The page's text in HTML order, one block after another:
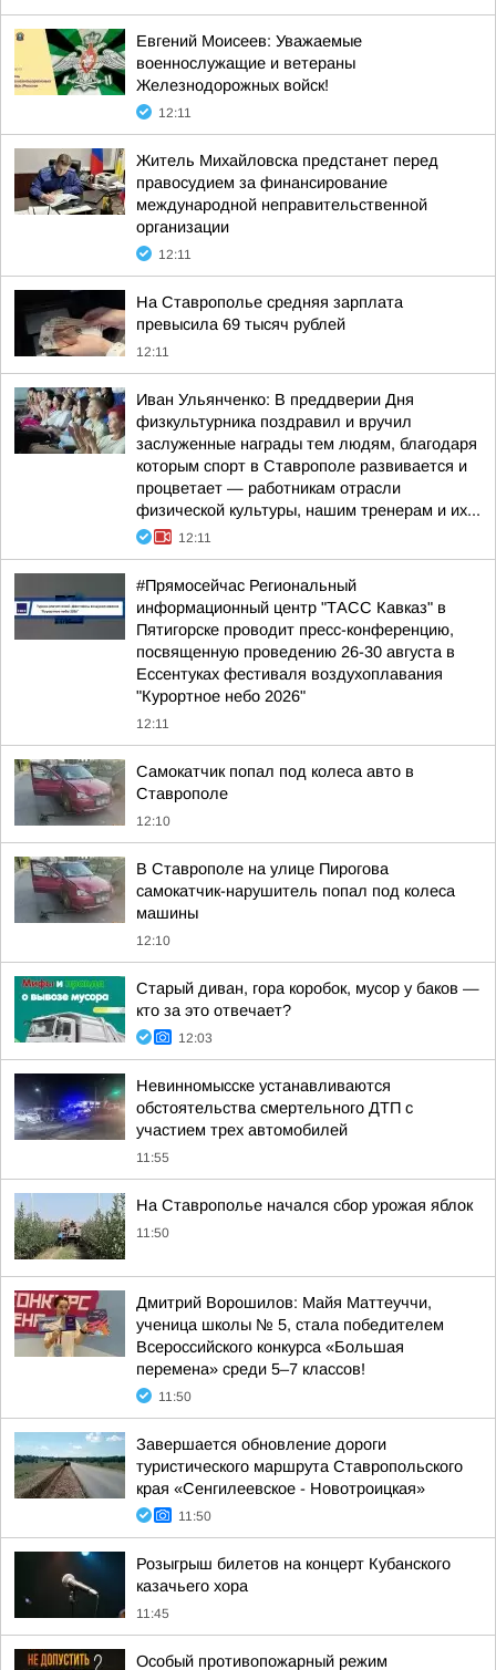
Евгений Моисеев: Уважаемые
военнослужащие и ветераны
Железнодорожных войск!
12:11
Житель Михайловска предстанет перед
правосудием за финансирование
международной неправительственной
организации
12:11
На Ставрополье средняя зарплата
превысила 69 тысяч рублей
12:11
Иван Ульянченко: В преддверии Дня
физкультурника поздравил и вручил
заслуженные награды тем людям, благодаря
которым спорт в Ставрополе развивается и
процветает — работникам отрасли
физической культуры, нашим тренерам и их...
12:11
#Прямосейчас Региональный
информационный центр "ТАСС Кавказ" в
Пятигорске проводит пресс-конференцию,
посвященную проведению 26-30 августа в
Ессентуках фестиваля воздухоплавания
"Курортное небо 2026"
12:11
Самокатчик попал под колеса авто в
Ставрополе
12:10
В Ставрополе на улице Пирогова
самокатчик-нарушитель попал под колеса
машины
12:10
Старый диван, гора коробок, мусор у баков —
кто за это отвечает?
12:03
Невинномысске устанавливаются
обстоятельства смертельного ДТП с
участием трех автомобилей
11:55
На Ставрополье начался сбор урожая яблок
11:50
Дмитрий Ворошилов: Майя Маттеуччи,
ученица школы № 5, стала победителем
Всероссийского конкурса «Большая
перемена» среди 5–7 классов!
11:50
Завершается обновление дороги
туристического маршрута Ставропольского
края «Сенгилеевское - Новотроицкая»
11:50
Розыгрыш билетов на концерт Кубанского
казачьего хора
11:45
Особый противопожарный режим